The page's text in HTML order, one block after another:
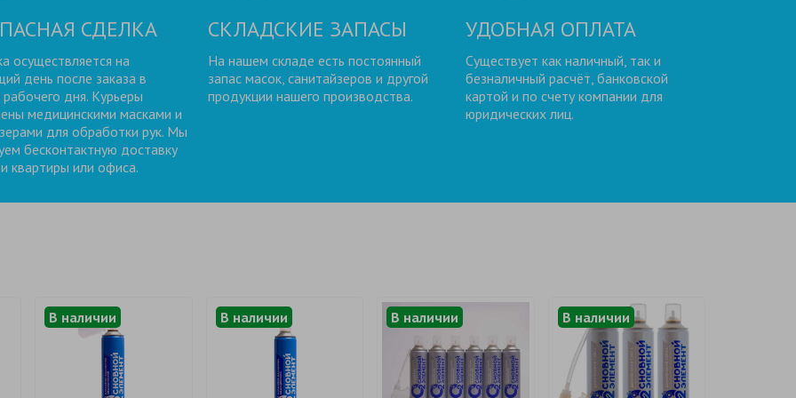
СДЕЛКА
осуществляется на
день после заказа в
рабочего дня. Курьеры
медицинскими масками и
для обработки рук. Мы
бесконтактную доставку
квартиры или офиса.
СКЛАДСКИЕ ЗАПАСЫ
На нашем складе есть постоянный
запас масок, санитайзеров и другой
продукции нашего производства.
УДОБНАЯ ОПЛАТА
Существует как наличный, так и
безналичный расчёт, банковской
картой и по счету компании для
юридических лиц.
В наличии В наличии В наличии В наличии